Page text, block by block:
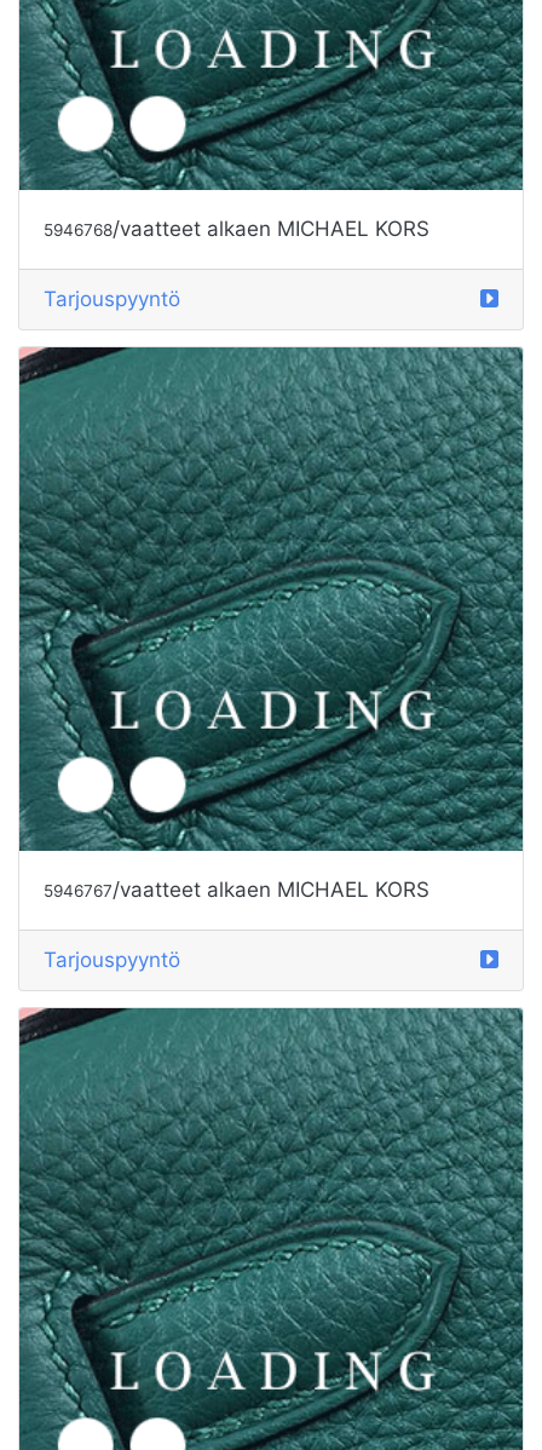
5946768/vaatteet alkaen MICHAEL KORS
Tarjouspyyntö
5946767/vaatteet alkaen MICHAEL KORS
Tarjouspyyntö